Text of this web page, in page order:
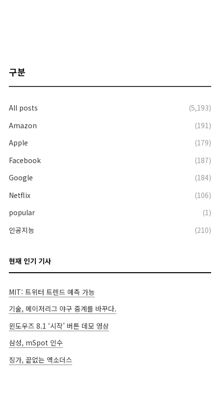
구분
All posts
(5,193)
Amazon
(191)
Apple
(179)
Facebook
(187)
Google
(184)
Netflix
(106)
popular
(1)
인공지능
(210)
현재 인기 기사
MIT: 트위터 트렌드 예측 가능
기술, 메이저리그 야구 중계를 바꾸다.
윈도우즈 8.1 ‘시작’ 버튼 데모 영상
삼성, mSpot 인수
징가, 끝없는 엑소더스